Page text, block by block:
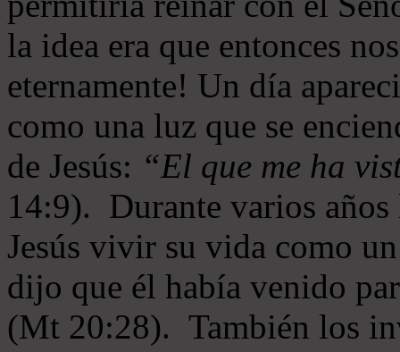
la idea era que entonces
eternamente! Un día
como una luz que se
de Jesús: “El que me ha
14:9). Durante varios
Jesús vivir su vida como
dijo que él había venido
(Mt 20:28). También los